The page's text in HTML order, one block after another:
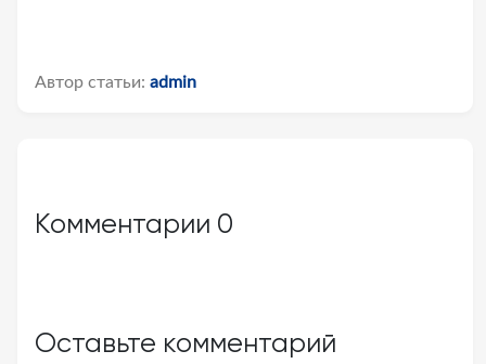
Автор статьи: admin
Комментарии 0
Оставьте комментарий